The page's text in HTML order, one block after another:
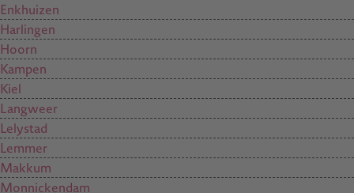
Enkhuizen
Harlingen
Hoorn
Kampen
Kiel
Langweer
Lelystad
Lemmer
Makkum
Monnickendam